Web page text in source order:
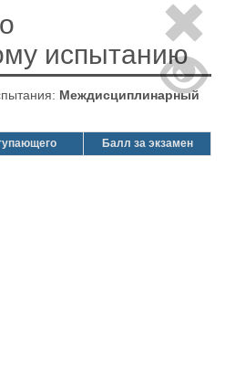
испытанию
Междисциплинарный
Балл за экзамен